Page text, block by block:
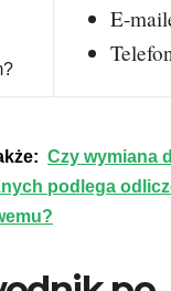
E-
Czy wymiana
podlega